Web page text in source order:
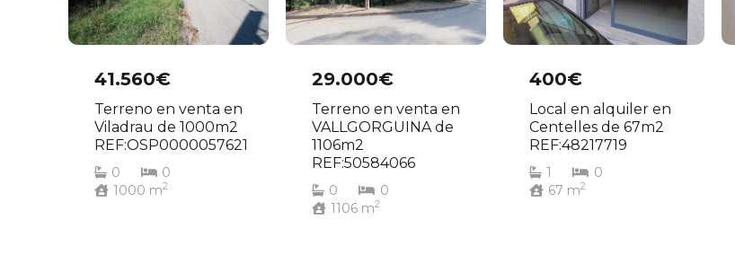
41.560€
Terreno en venta en
Viladrau de 1000m2
REF:OSP0000057621
0
0
1000 m2
29.000€
Terreno en venta en
VALLGORGUINA de
1106m2
REF:50584066
0
0
1106 m2
400€
Local en alquiler en
Centelles de 67m2
REF:48217719
1
0
67 m2